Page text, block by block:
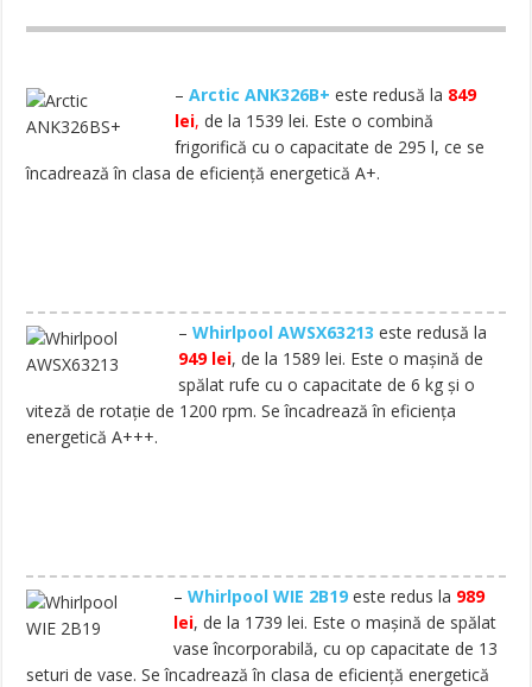
–Arctic ANK326B+ este redusă la 849
lei, de la 1539 lei. Este o combină
frigorifică cu o capacitate de 295 l, ce se
încadrează în clasa de eficiență energetică A+.
–Whirlpool AWSX63213 este redusă la
949 lei, de la 1589 lei. Este o mașină de
spălat rufe cu o capacitate de 6 kg și o
viteză de rotație de 1200 rpm. Se încadrează în eficiența
energetică A+++.
–Whirlpool WIE 2B19 este redus la 989
lei, de la 1739 lei. Este o mașină de spălat
vase încorporabilă, cu op capacitate de 13
seturi de vase. Se încadrează în clasa de eficiență energetică